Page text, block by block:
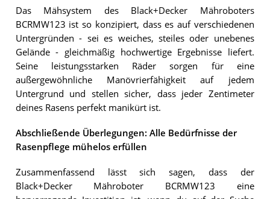
Das Mähsystem des Black+Decker Mähroboters
BCRMW123 ist so konzipiert, dass es auf verschiedenen
Untergründen - sei es weiches, steiles oder unebenes
Gelände - gleichmäßig hochwertige Ergebnisse liefert.
Seine leistungsstarken Räder sorgen für eine
außergewöhnliche Manövrierfähigkeit auf jedem
Untergrund und stellen sicher, dass jeder Zentimeter
deines Rasens perfekt manikürt ist.
Abschließende Überlegungen: Alle Bedürfnisse der
Rasenpflege mühelos erfüllen
Zusammenfassend lässt sich sagen, dass der
Black+Decker Mähroboter BCRMW123 eine